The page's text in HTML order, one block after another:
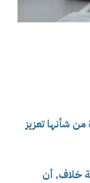
شأنها تعزيز
خلاف, أن